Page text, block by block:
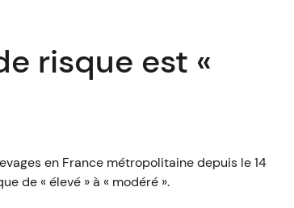
risque est «
en France métropolitaine depuis le 14
de « élevé » à « modéré ».